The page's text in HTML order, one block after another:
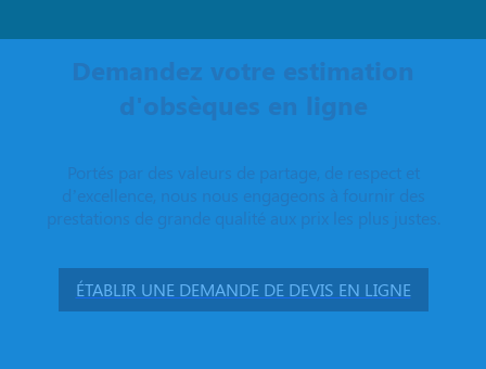
Demandez votre estimation
d'obsèques en ligne
Portés par des valeurs de partage, de respect et
d’excellence, nous nous engageons à fournir des
prestations de grande qualité aux prix les plus justes.
ÉTABLIR UNE DEMANDE DE DEVIS EN LIGNE